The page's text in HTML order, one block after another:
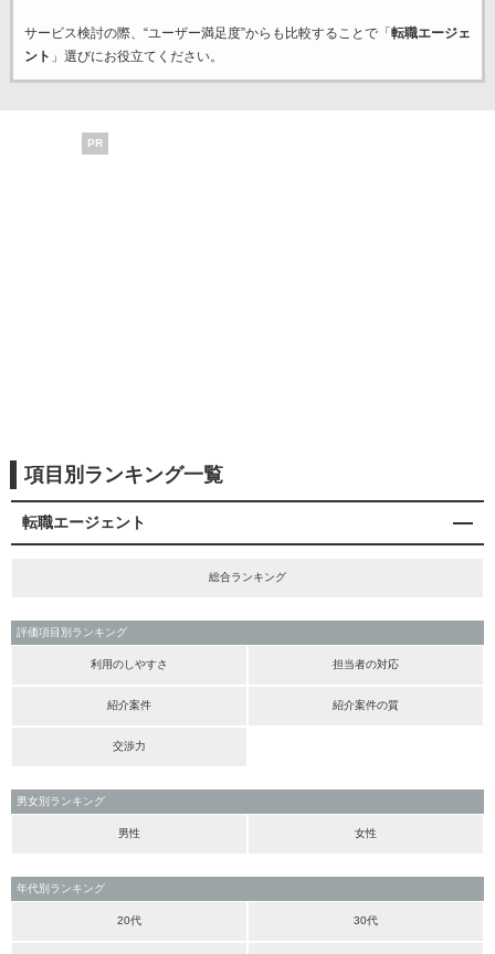
サービス検討の際、“ユーザー満足度”からも比較することで「 転職エージェ
ント 」選びにお役立てください。
PR
項目別ランキング一覧
転職エージェント
総合ランキング
評価項目別ランキング
利用のしやすさ 担当者の対応
紹介案件 紹介案件の質
交渉力
男女別ランキング
男性 女性
年代別ランキング
20代 30代